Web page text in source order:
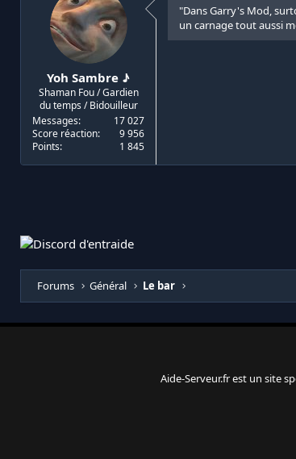
:
Yoh Sambre ♪
Shaman Fou / Gardien
du temps / Bidouilleur
Messages
17 027
Score réaction
9 956
Points
1 845
"Dans Garry's Mod,
un carnage tout aussi
Forums Général Le bar
Aide-Serveur.fr est un site